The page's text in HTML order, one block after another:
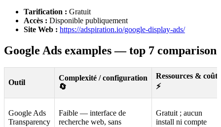
Tarification : Gratuit
Accès : Disponible publiquement
Site Web : https://adspiration.io/google-display-ads/
Google Ads examples — top 7 comparison
Outil
Complexité / configuration
🔄
Ressources & coût
⚡
Google Ads
Transparency
Faible — interface de
recherche web, sans
Gratuit ; aucun
install ni compte